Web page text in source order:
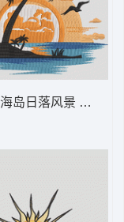
——夏季
岛日落风景 热带棕